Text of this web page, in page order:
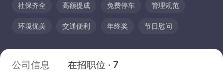
社保齐全 高额提成 免费停车 管理规范
环境优美 交通便利 年终奖 节日慰问
公司信息 在招职位 · 7